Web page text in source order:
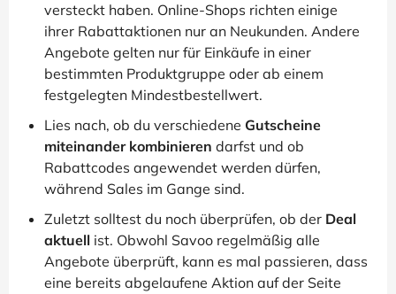
versteckt haben. Online-Shops richten einige
ihrer Rabattaktionen nur an Neukunden. Andere
Angebote gelten nur für Einkäufe in einer
bestimmten Produktgruppe oder ab einem
festgelegten Mindestbestellwert.
Lies nach, ob du verschiedene Gutscheine
miteinander kombinieren darfst und ob
Rabattcodes angewendet werden dürfen,
während Sales im Gange sind.
Zuletzt solltest du noch überprüfen, ob der Deal
aktuell ist. Obwohl Savoo regelmäßig alle
Angebote überprüft, kann es mal passieren, dass
eine bereits abgelaufene Aktion auf der Seite